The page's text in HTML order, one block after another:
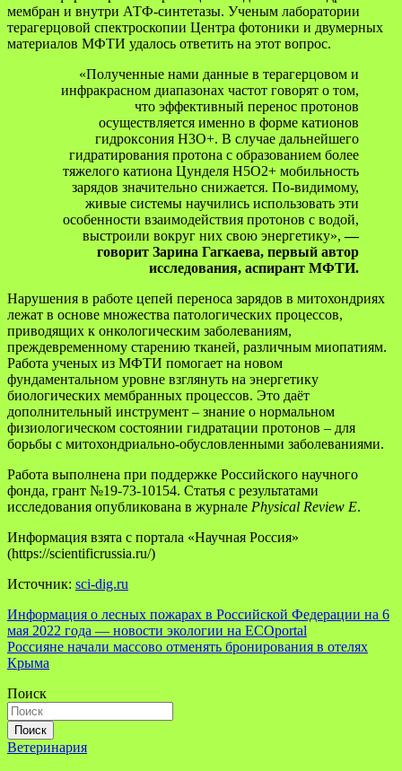
мембран и внутри АТФ-синтетазы. Ученым лаборатории
терагерцовой спектроскопии Центра фотоники и двумерных
материалов МФТИ удалось ответить на этот вопрос.
«Полученные нами данные в терагерцовом и
инфракрасном диапазонах частот говорят о том,
что эффективный перенос протонов
осуществляется именно в форме катионов
гидроксония Н3О+. В случае дальнейшего
гидратирования протона с образованием более
тяжелого катиона Цунделя H5O2+ мобильность
зарядов значительно снижается. По-видимому,
живые системы научились использовать эти
особенности взаимодействия протонов с водой,
выстроили вокруг них свою энергетику»,—
говорит Зарина Гагкаева, первый автор
исследования, аспирант МФТИ.
Нарушения в работе цепей переноса зарядов в митохондриях
лежат в основе множества патологических процессов,
приводящих к онкологическим заболеваниям,
преждевременному старению тканей, различным миопатиям.
Работа ученых из МФТИ помогает на новом
фундаментальном уровне взглянуть на энергетику
биологических мембранных процессов. Это даёт
дополнительный инструмент – знание о нормальном
физиологическом состоянии гидратации протонов – для
борьбы с митохондриально-обусловленными заболеваниями.
Работа выполнена при поддержке Российского научного
фонда, грант №19-73-10154. Статья с результатами
исследования опубликована в журнале Physical Review E.
Информация взята с портала «Научная Россия»
(https://scientificrussia.ru/)
Источник: sci-dig.ru
Навигация
по
записям
Информация о лесных пожарах в Российской Федерации на 6
мая 2022 года — новости экологии на ECOportal
Россияне начали массово отменять бронирования в отелях
Крыма
Поиск
Поиск
Ветеринария